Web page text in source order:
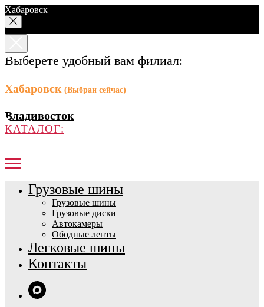
Хабаровск
Выберете удобный вам филиал:
Хабаровск (Выбран сейчас)
Владивосток
КАТАЛОГ:
Грузовые шины
Грузовые шины
Грузовые диски
Автокамеры
Ободные ленты
Легковые шины
Контакты